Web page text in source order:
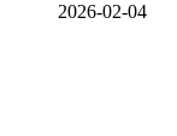
2026-02-04